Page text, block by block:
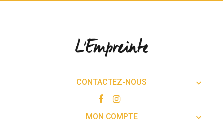
CONTACTEZ-NOUS 
MON COMPTE 